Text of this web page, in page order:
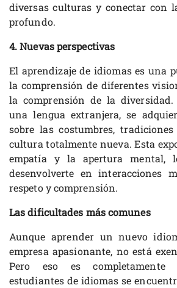
diversas culturas y conectar con
profundo.
4. Nuevas perspectivas
El aprendizaje de idiomas es una
la comprensión de diferentes
la comprensión de la
una lengua extranjera, se
sobre las costumbres,
cultura totalmente nueva. Esta
empatía y la apertura mental,
desenvolverte en interacciones
respeto y comprensión.
Las dificultades más comunes
Aunque aprender un nuevo
empresa apasionante, no está
Pero eso es completamente
estudiantes de idiomas se